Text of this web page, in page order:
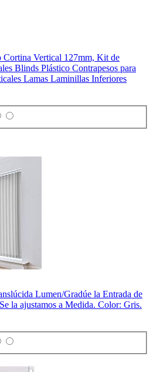
Vertical 127mm, Kit de
Blinds Plástico Contrapesos para
Lamas Laminillas Inferiores
Lumen/Gradúe la Entrada de
la ajustamos a Medida. Color: Gris.